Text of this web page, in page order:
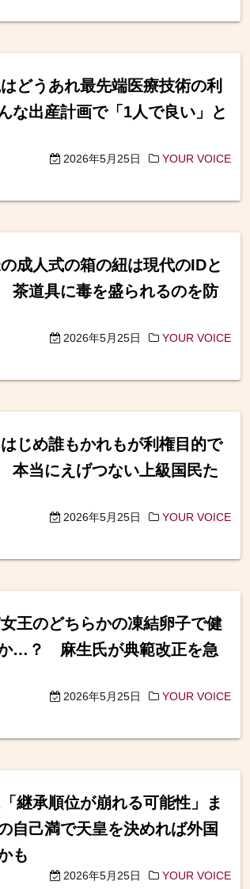
どうあれ最先端医療技術の利
出産計画で「1人で良い」と
2026年5月25日 YOUR VOICE
成人式の箱の紐は現代のIDと
道具に毒を盛られるのを防
2026年5月25日 YOUR VOICE
じめ誰もかれもが利権目的で
当にえげつない上級国民た
2026年5月25日 YOUR VOICE
王のどちらかの凍結卵子で健
…？ 麻生氏が典範改正を急
2026年5月25日 YOUR VOICE
継承順位が崩れる可能性」ま
己満で天皇を決めれば外国
も
2026年5月25日 YOUR VOICE